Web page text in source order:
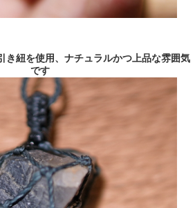
き紐を使用、ナチュラルかつ上品な雰囲気
です